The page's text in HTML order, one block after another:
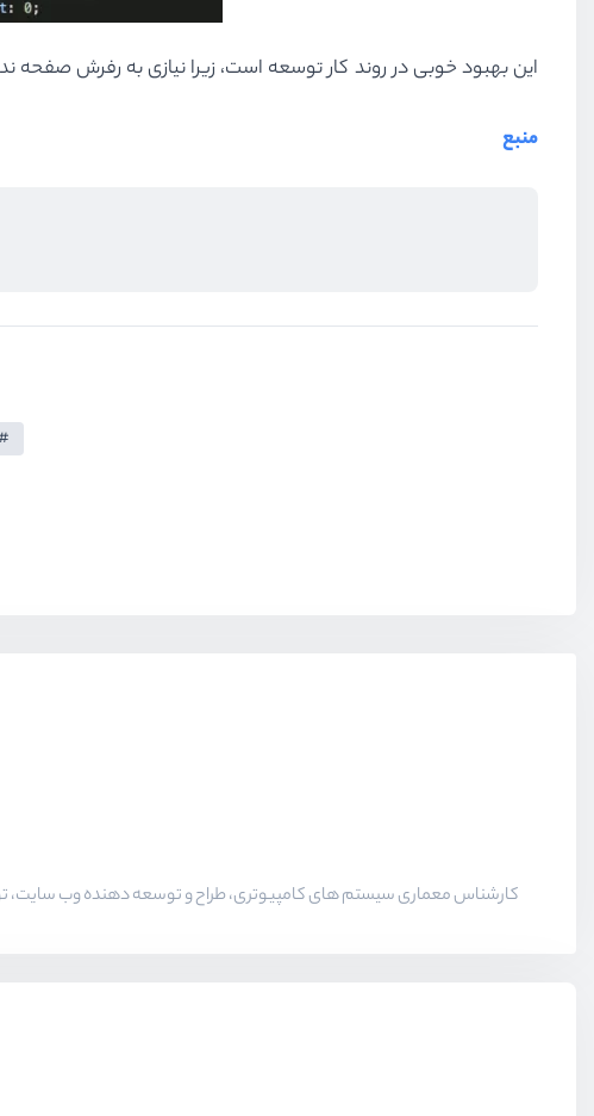
این بهبود خوبی در روند کار توسعه است، زیرا نیازی به رفرش صفحه
منبع
کارشناس معماری سیستم های کامپیوتری، طراح و توسعه دهنده وب سایت،